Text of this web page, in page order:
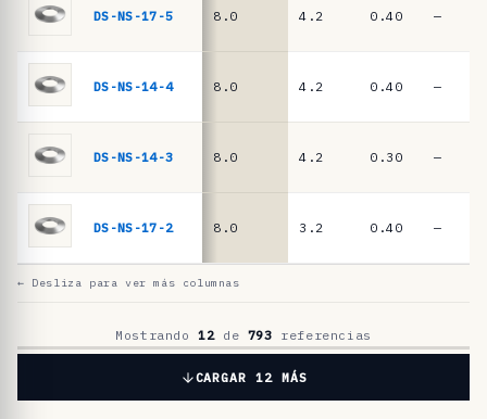
e
p
l
l
D
N
DS-NS-17-5 8.0 4.2 0.40 —
DS-NS-14-4 8.0 4.2 0.40 —
DS-NS-14-3 8.0 4.2 0.30 —
DS-NS-17-2 8.0 3.2 0.40 —
← Desliza para ver más columnas
Mostrando12de 793 referencias
CARGAR 12 MÁS